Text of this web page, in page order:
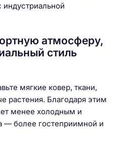
индустриальной
атмосферу,
стиль
мягкие ковер, ткани,
растения. Благодаря этим
менее холодным и
— более гостеприимной и